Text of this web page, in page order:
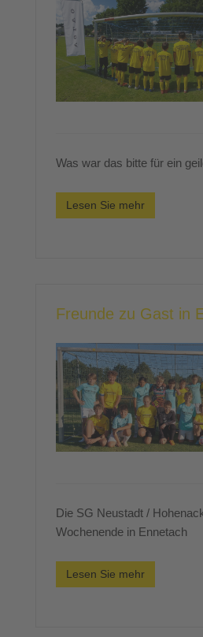
Was war das bitte für ein
Lesen Sie mehr
Freunde zu Gast in
Die SG Neustadt /
Wochenende in Ennetach
Lesen Sie mehr